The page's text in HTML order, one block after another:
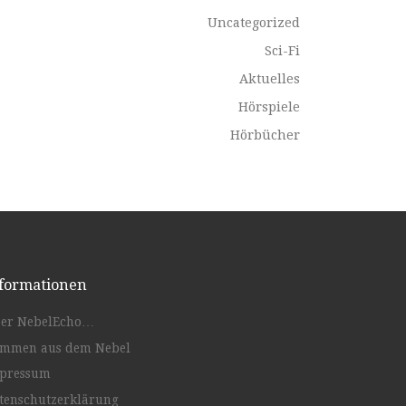
Uncategorized
Sci-Fi
Aktuelles
Hörspiele
Hörbücher
NebelEcho…
aus dem Nebel